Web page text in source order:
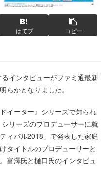
はてブ コピー
インタビューがファミ通最新
らかとなりました。
イーター』シリーズで知られ
リーズのプロデューサーに就
ィバル2018」で発表した家庭
タイトルのプロデューサーと
富澤氏と樋口氏のインタビュ